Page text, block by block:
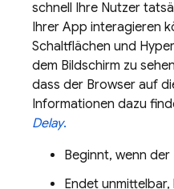
schnell Ihre Nutzer
Ihrer App interagieren
Schaltflächen und
dem Bildschirm zu
dass der Browser auf
Informationen dazu
Delay.
Beginnt, wenn
Endet